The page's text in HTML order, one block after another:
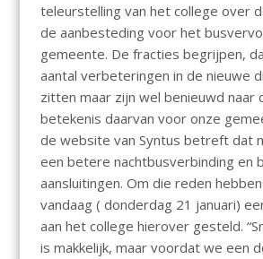
teleurstelling van het college over
de aanbesteding voor het
gemeente. De fracties begrijpen,
aantal verbeteringen in de nieuwe
zitten maar zijn wel benieuwd naar
betekenis daarvan voor onze
de website van Syntus betreft dat
een betere nachtbusverbinding en
aansluitingen. Om die reden
vandaag ( donderdag 21 januari)
aan het college hierover gesteld.
is makkelijk, maar voordat we een